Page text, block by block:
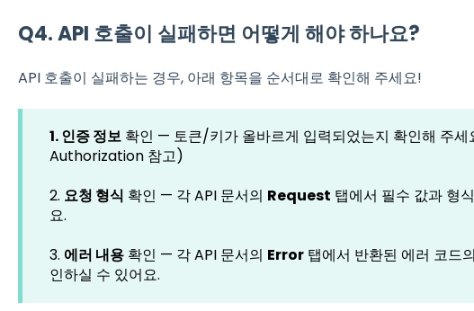
Q4. API 호출이 실패하면 어떻게 해야 하나요?
API 호출이 실패하는 경우, 아래 항목을 순서대로 확인해 주세요!
1. 인증 정보확인 — 토큰/키가 올바르게 입력되었는지 확인해 주
Authorization 참고)
2. 요청 형식 확인 — 각 API 문서의 Request 탭에서 필수 값과 형
요.
3. 에러 내용확인 — 각 API 문서의 Error탭에서 반환된 에러 코드
인하실 수 있어요.